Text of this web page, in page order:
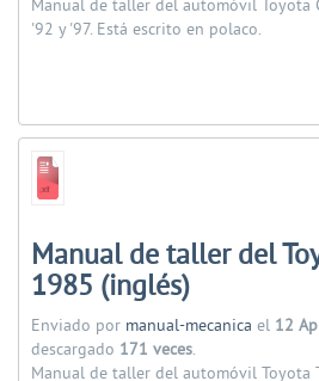
Manual de taller del automóvil Toyota
'92 y '97. Está escrito en polaco.
Manual de taller del
1985 (inglés)
Enviado por manual-mecanica el 12
descargado 171 veces.
Manual de taller del automóvil Toyota